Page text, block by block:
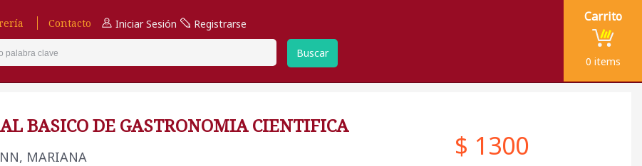
Contacto Iniciar Sesión Registrarse
Buscar
Carrito
0 items
BASICO DE GASTRONOMIA CIENTIFICA
MARIANA $ 1300